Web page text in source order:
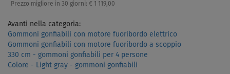
Prezzo migliore in 30 giorni: € 1 119,00
Avanti nella categoria:
Gommoni gonfiabili con motore fuoribordo elettrico
Gommoni gonfiabili con motore fuoribordo a scoppio
330 cm - gommoni gonfiabili per 4 persone
Colore - Light gray - gommoni gonfiabili